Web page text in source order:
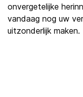
onvergetelijke
vandaag nog uw
uitzonderlijk maken.